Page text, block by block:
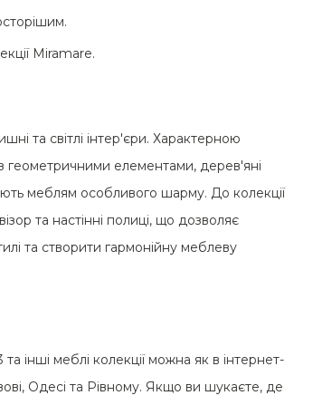
Miramare.
та світлі інтер'єри. Характерною
з геометричними елементами, дерев'яні
меблям особливого шарму. До колекції
та настінні полиці, що дозволяє
та створити гармонійну меблеву
інші меблі колекції можна як в інтернет-
Одесі та Рівному. Якщо ви шукаєте, де